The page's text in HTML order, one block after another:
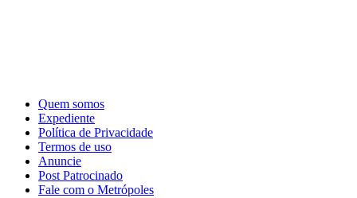
Quem somos
Expediente
Política de Privacidade
Termos de uso
Anuncie
Post Patrocinado
Fale com o Metrópoles